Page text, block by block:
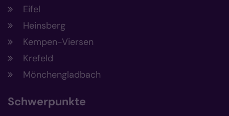
Eifel
Heinsberg
Kempen-Viersen
Krefeld
Mönchengladbach
Schwerpunkte